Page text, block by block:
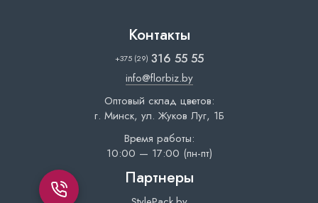
Контакты
+375 (29) 316 55 55
info@florbiz.by
Оптовый склад цветов:
г. Минск, ул. Жуков Луг, 1Б
Время работы:
10:00 — 17:00 (пн-пт)
Партнеры